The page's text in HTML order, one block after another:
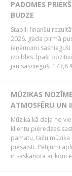
PADOMES
BUDZE
Stabili finanšu
2026. gada pirmā
ieņēmumi
izpildes. Īpaši
jau sasnieguši 173,8
MŪZIKAS
ATMOSFĒRU UN
Mūzika kā daļa no
klientu pieredzes
pamatu, taču
piesaisti. Pētījumi
ir saskaņota ar